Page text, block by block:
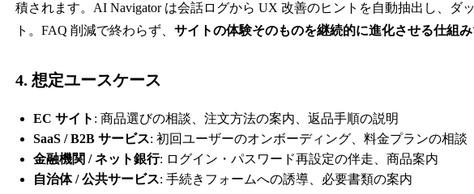
積されます。AI Navigator は会話ログから UX 改善のヒントを自動抽出し、ダ
ト。FAQ 削減で終わらず、 サイトの体験そのものを継続的に進化させる仕組み
4. 想定ユースケース
EC サイト : 商品選びの相談、注文方法の案内、返品手順の説明
SaaS / B2B サービス: 初回ユーザーのオンボーディング、料金プランの相談
金融機関 / ネット銀行: ログイン・パスワード再設定の伴走、商品案内
自治体 / 公共サービス: 手続きフォームへの誘導、必要書類の案内